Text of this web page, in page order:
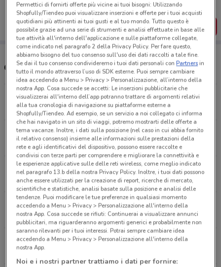
dal tuo cellulare.
SCARICA L’APP
Orari Lidl e Indirizzi Supermercati
Via Di Torrevecchia, 904/906 Roma
4.4 km
APERTO
Via Della Lega Lombarda, 32 Roma
6.3 km
APERTO
Via di Boccea, 506 Roma
6.4 km
APERTO
Via Gino Cervi, 4/6/8 Roma
7.4 km
APERTO
Via Tiburtina, 647 Roma
8 km
Permettici di fornirti offerte più vicine ai tuoi bisogni: Utilizzando
Shopfully/Tiendeo puoi visualizzare inserzioni e offerte per i tuoi acquisti
quotidiani più attinenti ai tuoi gusti e al tuo mondo. Tutto questo è
possibile grazie ad una serie di strumenti e analisi effettuate in base alle
tue attività all'interno dell'applicazione e sulle piattaforme collegate,
come indicato nel paragrafo 2 della Privacy Policy. Per fare questo,
abbiamo bisogno del tuo consenso sull'uso dei dati raccolti a tale fine.
Se dai il tuo consenso condivideremo i tuoi dati personali conPartnersin
tutto il mondo attraverso l’uso di SDK esterne. Puoi sempre cambiare
idea accedendo a Menu > Privacy > Personalizzazione, all’interno della
nostra App. Cosa succede se accetti: Le inserzioni pubblicitarie che
visualizzerai all'interno dell’app potranno trattare di argomenti relativi
alla tua cronologia di navigazione su piattaforme esterne a
Shopfully/Tiendeo. Ad esempio, se un servizio a noi collegato ci informa
che hai navigato in un sito di viaggi, potremo mostrarti delle offerte a
tema vacanze. Inoltre, i dati sulla posizione (nel caso in cui abbia fornito
il relativo consenso) insieme alle informazioni sulle prestazioni della
rete e agli identificativi del dispositivo, possono essere raccolte e
condivisi con terze parti per comprendere e migliorare la connettività e
le esperienze applicative sulle delle reti wireless, come meglio indicato
nel paragrafo 13.b della nostra Privacy Policy. Inoltre, i tuoi dati possono
anche essere utilizzati per la creazione di report, ricerche di mercato,
scientifiche e statistiche, analisi basate sulla posizione e analisi delle
tendenze. Puoi modificare le tue preferenze in qualsiasi momento
accedendo a Menu > Privacy > Personalizzazione all'interno della
nostra App. Cosa succede se rifiuti: Continuerai a visualizzare annunci
pubblicitari, ma riguarderanno argomenti generici e probabilmente non
saranno rilevanti per i tuoi interessi. Potrai sempre cambiare idea
accedendo a Menu > Privacy > Personalizzazione all'interno della
nostra App.
Noi e i nostri partner trattiamo i dati per fornire: